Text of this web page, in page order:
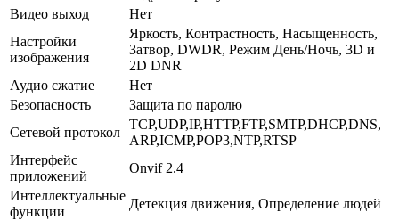
Видео выход
Нет
Настройки
изображения
Яркость, Контрастность, Насыщенность,
Затвор, DWDR, Режим День/Ночь, 3D и
2D DNR
Аудио сжатие
Нет
Безопасность
Защита по паролю
Сетевой протокол
TCP,UDP,IP,HTTP,FTP,SMTP,DHCP,DNS,
ARP,ICMP,POP3,NTP,RTSP
Интерфейс
приложений
Onvif 2.4
Интеллектуальные
функции
Детекция движения, Определение людей